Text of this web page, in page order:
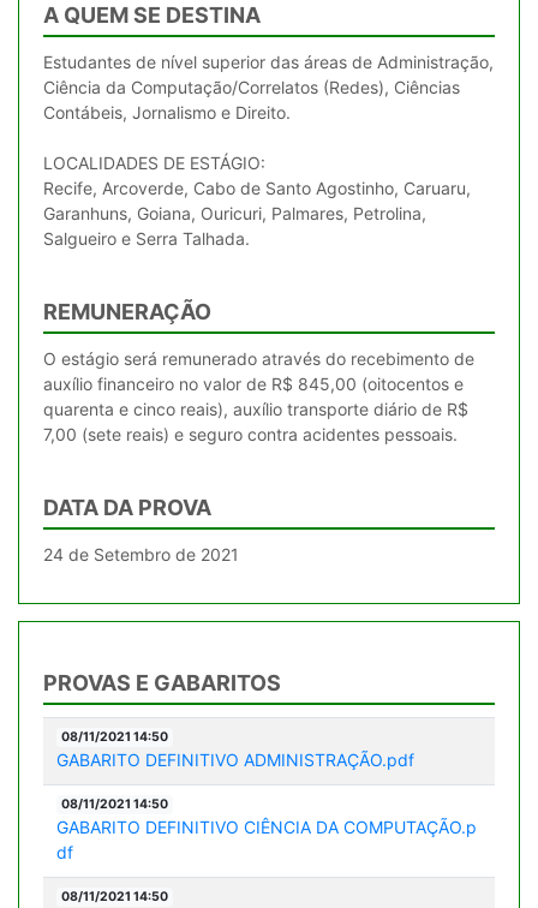
A QUEM SE DESTINA
Estudantes de nível superior das áreas de Administração,
Ciência da Computação/Correlatos (Redes), Ciências
Contábeis, Jornalismo e Direito.
LOCALIDADES DE ESTÁGIO:
Recife, Arcoverde, Cabo de Santo Agostinho, Caruaru,
Garanhuns, Goiana, Ouricuri, Palmares, Petrolina,
REMUNERAÇÃO
O estágio será remunerado através do recebimento de
auxílio financeiro no valor de R$ 845,00 (oitocentos e
quarenta e cinco reais), auxílio transporte diário de R$
7,00 (sete reais) e seguro contra acidentes pessoais.
DATA DA PROVA
24 de Setembro de 2021
PROVAS E GABARITOS
08/11/2021 14:50
GABARITO DEFINITIVO ADMINISTRAÇÃO.pdf
08/11/2021 14:50
GABARITO DEFINITIVO CIÊNCIA DA COMPUTAÇÃO.p
df
08/11/2021 14:50